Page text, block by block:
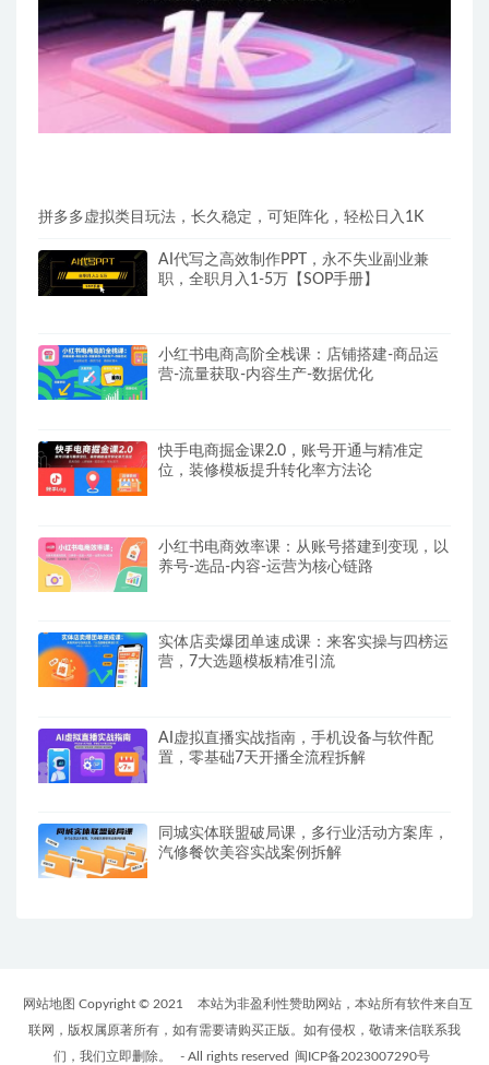
拼多多虚拟类目玩法，长久稳定，可矩阵化，轻松日入1K
AI代写之高效制作PPT，永不失业副业兼
职，全职月入1-5万【SOP手册】
小红书电商高阶全栈课：店铺搭建-商品运
营-流量获取-内容生产-数据优化
快手电商掘金课2.0，账号开通与精准定
位，装修模板提升转化率方法论
小红书电商效率课：从账号搭建到变现，以
养号-选品-内容-运营为核心链路
实体店卖爆团单速成课：来客实操与四榜运
营，7大选题模板精准引流
AI虚拟直播实战指南，手机设备与软件配
置，零基础7天开播全流程拆解
同城实体联盟破局课，多行业活动方案库，
汽修餐饮美容实战案例拆解
网站地图 Copyright © 2021
本站为非盈利性赞助网站，本站所有软件来自互
联网，版权属原著所有，如有需要请购买正版。如有侵权，敬请来信联系我
们，我们立即删除。
- All rights reserved 闽ICP备2023007290号